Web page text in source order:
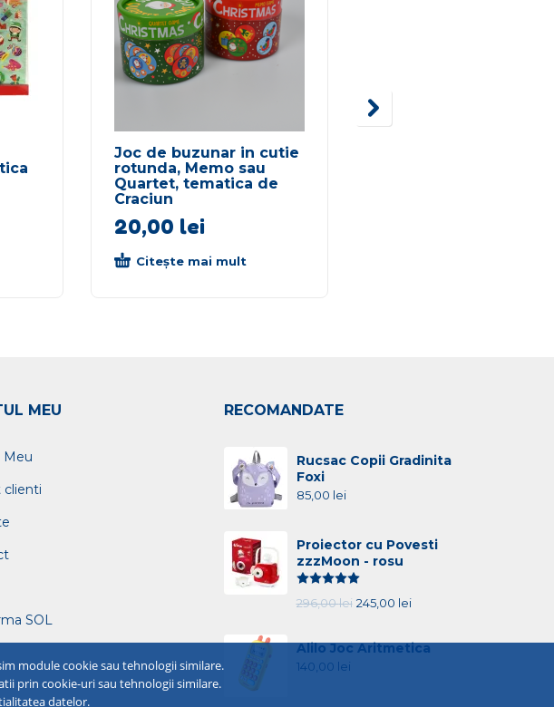
Joc de buzunar in cutie
rotunda, Memo sau
Quartet, tematica de
Craciun
20,00 lei
Citește mai mult
MEU
Meu
clienti
SOL
RECOMANDATE
Rucsac Copii Gradinita
Foxi
85,00 lei
Proiector cu Povesti
zzzMoon - rosu
Evaluat la
296,00lei 245,00 lei
Alilo Joc Aritmetica
140,00 lei
module cookie sau tehnologii similare.
prin cookie-uri sau tehnologii similare.
datelor.